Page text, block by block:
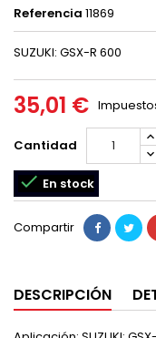
Referencia 11869
SUZUKI: GSX-R 600
35,01 €
Cantidad
 En stock
Compartir
DESCRIPCIÓN